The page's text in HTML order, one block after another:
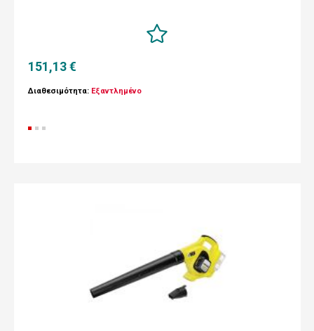
151,13 €
Διαθεσιμότητα: Εξαντλημένο